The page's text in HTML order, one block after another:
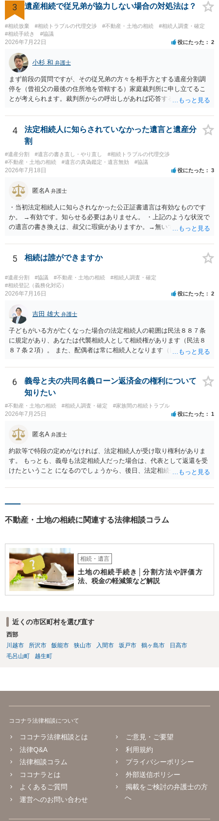
医師の意見書、筆跡鑑定 が提出されればその効力が否定される可能性
はありますが、 ・伯母様自身が分割協議に加わっていること ・御祖母
様の意に反する遺産分割協議を行う実益が誰にあったかの立証が困難
であること からすると、実際に遺産分割協議の効力が否定される可能
性はそれほど高くない（立証のハードルは非常に高い）ということが
言えると思います。
3 遺産相続で従兄弟が協力しない場合の対処法は？
#相続放棄 #相続トラブルの代理交渉 #不動産・土地の相続
#相続人調査・確定
#相続手続き
#協議
2026年7月22日 役にたった 2
小杉 和 弁護士
まず前段の質問ですが、その従兄弟の方々を相手方とする遺産分割調
停を（曾祖父の最後の住所地を管轄する）家庭裁判所に申し立てるこ
とが考えられます。裁判所からの呼出しがあれば応答する可能性がま
能と思われます。時間が思った以上にないので必要書類をてきぱきと
揃える必要があります。その点是非御注意ください。
4
法定相続人に知らされていなかった遺言と遺産分
割
#遺産分割 #遺言の書き直し・やり直し
#相続トラブルの代理交渉
#不動産・土地の相続
#遺言の真偽鑑定・遺言無効 #協議
2026年7月18日 役にたった 3
匿名A 弁護士
・当初法定相続人に知らされなかった公正証書遺言は有効なものです
か。 →有効です。知らせる必要はありません。 ・上記のような状況で
の遺言の書き換えは、叔父に瑕疵がありますか。→無いです。 ・分割
ますか。 →本人が自由に決められますので、どこが妥当とは言えない
です。客観的な基準もありません。 ・できれば穏やかに、分割を拒否
することはできますか。 →分割を拒否するということは、遺産はいら
ないということでしょうか。遺言で、受取を指定されててもいらない
と拒否することはできます。理由を説明する必要はありません。
5 相続は誰ができますか
#遺産分割 #協議 #不動産・土地の相続
#相続人調査・確定
#相続登記（義務化対応）
2026年7月16日 役にたった 2
吉田 雄大 弁護士
子どもがいる方が亡くなった場合の法定相続人の範囲は民法８８７条
に規定があり、あなたは代襲相続人として相続権があります（民法８
８７条２項）。 また、配偶者は常に相続人となります（民法８９０
も相続権があります。つまり、孫５人に加えて「おじ又はおば」にも
相続権がある可能性があります。
6
義母と夫の共同名義ローン返済金の権利について
知りたい
#不動産・土地の相続 #相続人調査・確定 #家族間の相続トラブル
2026年7月25日 役にたった 1
匿名A 弁護士
約款等で特段の定めがなければ、法定相続人が受け取り権利がありま
す。 もっとも、義母も法定相続人だった場合は、代表として返還を受
けたということ になるのでしょうから、後日、法定相続分に基づいて
不動産・土地の相続に関連する法律相談コラム
相続・遺言
土地の相続手続き│分割方法や評価方
法、税金の軽減策など解説
近くの市区町村を選び直す
西部
川越市
所沢市 飯能市 狭山市 入間市 坂戸市 鶴ヶ島市
日高市
毛呂山町
越生町
ココナラ法律相談について
ココナラ法律相談とは
法律Q&A
法律相談コラム
ココナラとは
よくあるご質問
運営へのお問い合わせ
ご意見・ご要望
利用規約
プライバシーポリシー
外部送信ポリシー
掲載をご検討の弁護士の方
へ